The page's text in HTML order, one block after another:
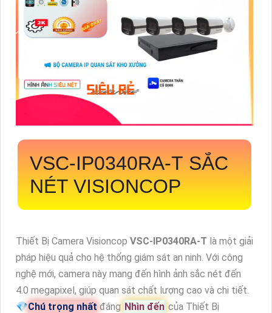
VSC-IP0340RA-T SẮC
NÉT VISIONCOP
Thiết Bị Camera Visioncop VSC-IP0340RA-T là một giải
pháp hiệu quả cho hệ thống giám sát an ninh. Với công
nghệ mới, camera này mang đến hình ảnh sắc nét đến
4.0 megapixel, giúp quan sát chất lượng cao và chi tiết.
💎Chú trọng nhất đáng Nhìn đến của Thiết Bị